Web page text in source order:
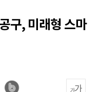
구, 미래형 스마